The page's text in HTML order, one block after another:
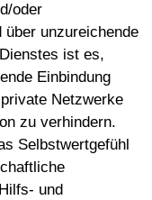
oder
über unzureichende
ist es,
Einbindung
Netzwerke
zu verhindern.
Selbstwertgefühl
und